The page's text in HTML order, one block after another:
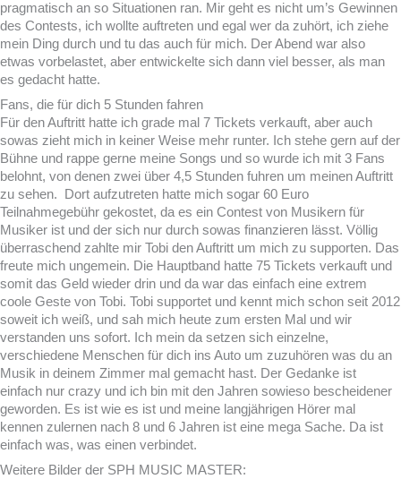
pragmatisch an so Situationen ran. Mir geht es nicht um’s Gewinnen
des Contests, ich wollte auftreten und egal wer da zuhört, ich ziehe
mein Ding durch und tu das auch für mich. Der Abend war also
etwas vorbelastet, aber entwickelte sich dann viel besser, als man
es gedacht hatte.
Fans, die für dich 5 Stunden fahren
Für den Auftritt hatte ich grade mal 7 Tickets verkauft, aber auch
sowas zieht mich in keiner Weise mehr runter. Ich stehe gern auf der
Bühne und rappe gerne meine Songs und so wurde ich mit 3 Fans
belohnt, von denen zwei über 4,5 Stunden fuhren um meinen Auftritt
zu sehen. Dort aufzutreten hatte mich sogar 60 Euro
Teilnahmegebühr gekostet, da es ein Contest von Musikern für
Musiker ist und der sich nur durch sowas finanzieren lässt. Völlig
überraschend zahlte mir Tobi den Auftritt um mich zu supporten. Das
freute mich ungemein. Die Hauptband hatte 75 Tickets verkauft und
somit das Geld wieder drin und da war das einfach eine extrem
coole Geste von Tobi. Tobi supportet und kennt mich schon seit 2012
soweit ich weiß, und sah mich heute zum ersten Mal und wir
verstanden uns sofort. Ich mein da setzen sich einzelne,
verschiedene Menschen für dich ins Auto um zuzuhören was du an
Musik in deinem Zimmer mal gemacht hast. Der Gedanke ist
einfach nur crazy und ich bin mit den Jahren sowieso bescheidener
geworden. Es ist wie es ist und meine langjährigen Hörer mal
kennen zulernen nach 8 und 6 Jahren ist eine mega Sache. Da ist
einfach was, was einen verbindet.
Weitere Bilder der SPH MUSIC MASTER: